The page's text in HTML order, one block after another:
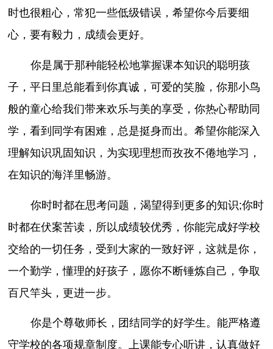
时也很粗心，常犯一些低级错误，希望你今后要细
心，要有毅力，成绩会更好。
你是属于那种能轻松地掌握课本知识的聪明孩
子，平日里总能看到你真诚，可爱的笑脸，你那小鸟
般的童心给我们带来欢乐与美的享受，你热心帮助同
学，看到同学有困难，总是挺身而出。希望你能深入
理解知识巩固知识，为实现理想而孜孜不倦地学习，
在知识的海洋里畅游。
你时时都在思考问题，渴望得到更多的知识;你时
时都在伏案苦读，所以成绩较优秀，你能完成好学校
交给的一切任务，受到大家的一致好评，这就是你，
一个勤学，懂理的好孩子，愿你不断锤炼自己，争取
百尺竿头，更进一步。
你是个尊敬师长，团结同学的好学生。能严格遵
守学校的各项规章制度。上课能专心听讲，认真做好